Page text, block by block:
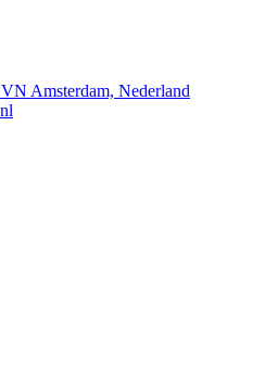
Amsterdam, Nederland